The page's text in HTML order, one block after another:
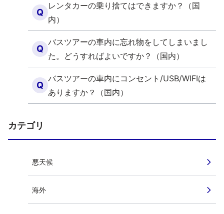
Q
レンタカーの乗り捨てはできますか？（国
内）
Q
バスツアーの車内に忘れ物をしてしまいまし
た。どうすればよいですか？（国内）
Q
バスツアーの車内にコンセント/USB/WIFIは
ありますか？（国内）
カテゴリ
悪天候
海外